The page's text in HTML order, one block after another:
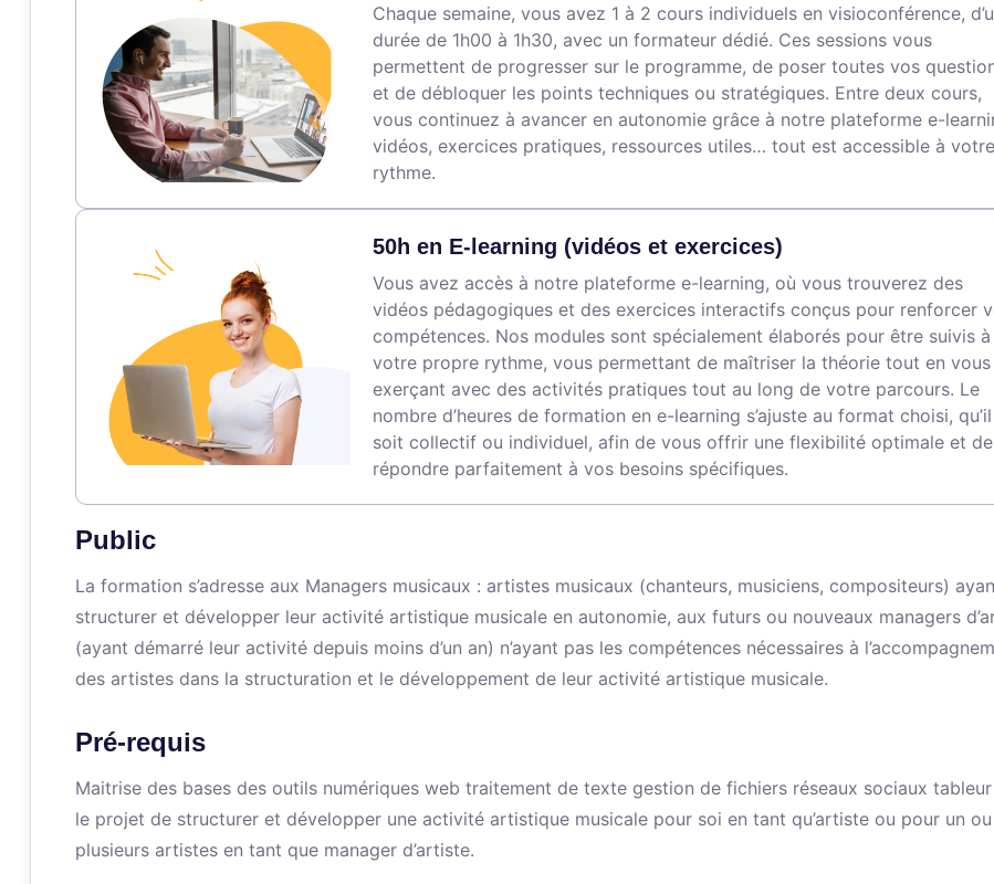
Chaque semaine, vous avez 1 à 2 cours individuels en visioconférence,
durée de 1h00 à 1h30, avec un formateur dédié. Ces sessions vous
permettent de progresser sur le programme, de poser toutes vos
et de débloquer les points techniques ou stratégiques. Entre deux cours,
vous continuez à avancer en autonomie grâce à notre plateforme e-
vidéos, exercices pratiques, ressources utiles… tout est accessible à votre
rythme.
50h en E-learning (vidéos et exercices)
Vous avez accès à notre plateforme e-learning, où vous trouverez des
vidéos pédagogiques et des exercices interactifs conçus pour renforcer
compétences. Nos modules sont spécialement élaborés pour être suivis à
votre propre rythme, vous permettant de maîtriser la théorie tout en vous
exerçant avec des activités pratiques tout au long de votre parcours. Le
nombre d’heures de formation en e-learning s’ajuste au format choisi, qu’il
soit collectif ou individuel, afin de vous offrir une flexibilité optimale et de
répondre parfaitement à vos besoins spécifiques.
Public
La formation s’adresse aux Managers musicaux : artistes musicaux (chanteurs, musiciens, compositeurs)
structurer et développer leur activité artistique musicale en autonomie, aux futurs ou nouveaux managers
(ayant démarré leur activité depuis moins d’un an) n’ayant pas les compétences nécessaires à
des artistes dans la structuration et le développement de leur activité artistique musicale.
Pré-requis
Maitrise des bases des outils numériques web traitement de texte gestion de fichiers réseaux sociaux
le projet de structurer et développer une activité artistique musicale pour soi en tant qu’artiste ou pour un ou
plusieurs artistes en tant que manager d’artiste.